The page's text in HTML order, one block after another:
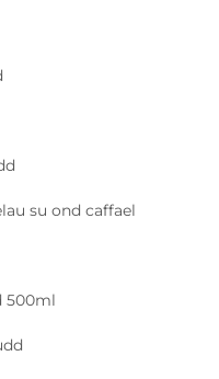
su ond caffael
500ml